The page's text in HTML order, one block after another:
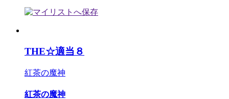
THE☆適当８
紅茶の魔神
紅茶の魔神